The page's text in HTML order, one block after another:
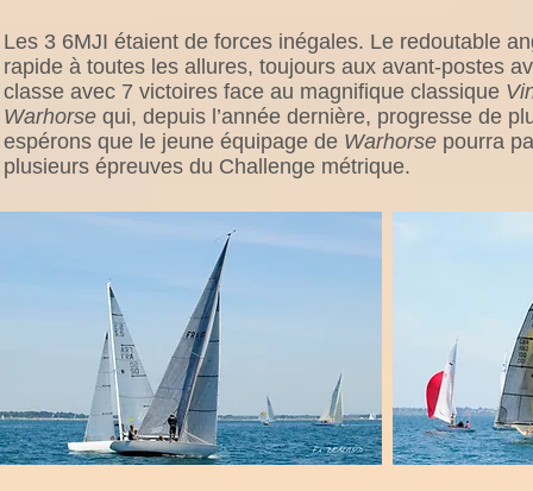
Les 3 6MJI étaient de forces inégales. Le redoutable
rapide à toutes les allures, toujours aux avant-postes
classe avec 7 victoires face au magnifique classique
Warhorse qui, depuis l’année dernière, progresse de
espérons que le jeune équipage de Warhorse pourra
plusieurs épreuves du Challenge métrique.